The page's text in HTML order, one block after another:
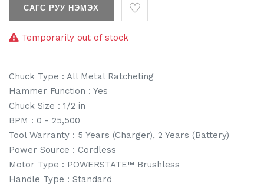
САГС РУУ НЭМЭХ
Temporarily out of stock
Chuck Type : All Metal Ratcheting
Hammer Function : Yes
Chuck Size : 1/2 in
BPM : 0 - 25,500
Tool Warranty : 5 Years (Charger), 2 Years (Battery)
Power Source : Cordless
Motor Type : POWERSTATE™ Brushless
Handle Type : Standard